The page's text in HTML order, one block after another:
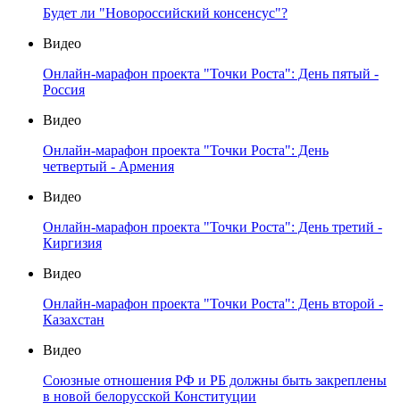
Будет ли "Новороссийский консенсус"?
Видео
Онлайн-марафон проекта "Точки Роста": День пятый -
Россия
Видео
Онлайн-марафон проекта "Точки Роста": День
четвертый - Армения
Видео
Онлайн-марафон проекта "Точки Роста": День третий -
Киргизия
Видео
Онлайн-марафон проекта "Точки Роста": День второй -
Казахстан
Видео
Союзные отношения РФ и РБ должны быть закреплены
в новой белорусской Конституции